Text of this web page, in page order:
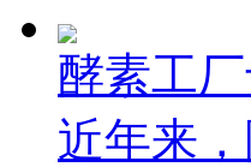
酵素工
近年来